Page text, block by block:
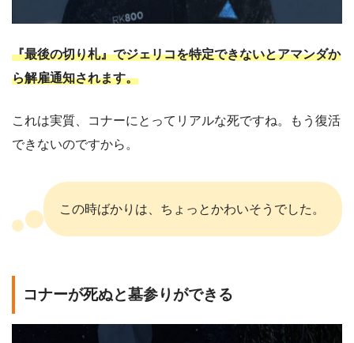
『最後の切り札』でジェリコを特定できないとアマンダか
ら解雇通知されます。
これは実質、コナーにとってリアルな死ですね。もう復活
できないのですから。
この時ばかりは、ちょっとかわいそうでした。
コナーが死ぬと墓参りができる